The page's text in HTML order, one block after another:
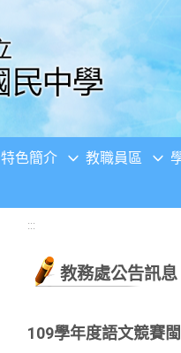
特色簡介 教職員區
:::
教務處公告訊息
109學年度語文競賽